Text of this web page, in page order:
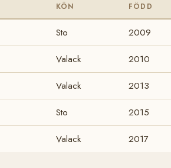
KÖN FÖDD
Sto 2009
Valack 2010
Valack 2013
Sto 2015
Valack 2017